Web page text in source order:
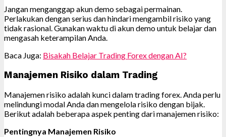
Jangan menganggap akun demo sebagai permainan.
Perlakukan dengan serius dan hindari mengambil risiko yang
tidak rasional. Gunakan waktu di akun demo untuk belajar dan
mengasah keterampilan Anda.
Baca Juga: Bisakah Belajar Trading Forex dengan AI?
Manajemen Risiko dalam Trading
Manajemen risiko adalah kunci dalam trading forex. Anda perlu
melindungi modal Anda dan mengelola risiko dengan bijak.
Berikut adalah beberapa aspek penting dari manajemen risiko:
Pentingnya Manajemen Risiko